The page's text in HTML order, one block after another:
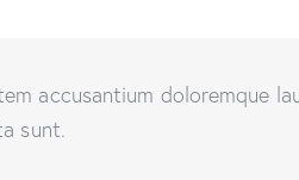
accusantium doloremque
sunt.